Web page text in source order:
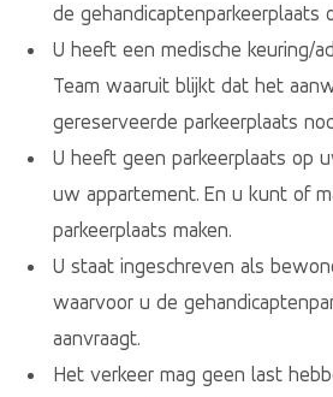
de gehandicaptenparkeerplaats
U heeft een medische keuring/
Team waaruit blijkt dat het
gereserveerde parkeerplaats
U heeft geen parkeerplaats op
uw appartement. En u kunt of
parkeerplaats maken.
U staat ingeschreven als
waarvoor u de
aanvraagt.
Het verkeer mag geen last